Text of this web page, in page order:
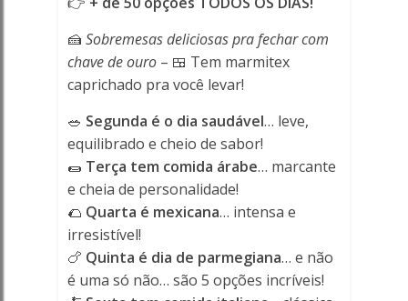
Online
-
Porto
Ferreira
Online
🍰 Sobremesas deliciosas pra fechar com
chave de ouro– 🍱 Tem marmitex
caprichado pra você levar!
🥗 Segunda é o dia saudável… leve,
equilibrado e cheio de sabor!
🌯 Terça tem comida árabe… marcante
e cheia de personalidade!
🌮 Quarta é mexicana… intensa e
irresistível!
🍗 Quinta é dia de parmegiana… e não
é uma só não… são 5 opções incríveis!